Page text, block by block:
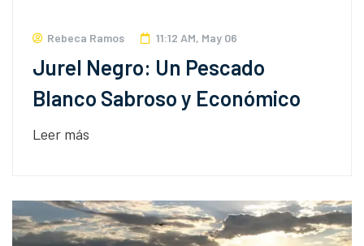
Rebeca Ramos 11:12 AM, May 06
Jurel Negro: Un Pescado
Blanco Sabroso y Económico
Leer más